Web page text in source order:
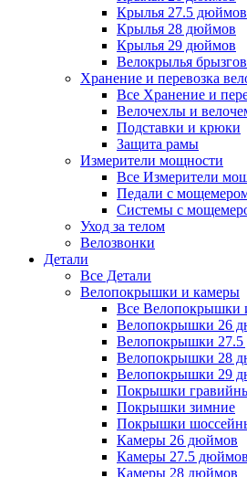
Крылья 27.5 дюймов
Крылья 28 дюймов
Крылья 29 дюймов
Велокрылья
Хранение и перевозка
Все Хранение и
Велочехлы и
Подставки и крюки
Защита рамы
Измерители мощности
Все Измерители
Педали с
Системы с
Уход за телом
Велозвонки
Детали
Все Детали
Велопокрышки и камеры
Все Велопокрышки
Велопокрышки 26
Велопокрышки
Велопокрышки 28
Велопокрышки 29
Покрышки
Покрышки зимние
Покрышки
Камеры 26 дюймов
Камеры 27.5 дюймов
Камеры 28 дюймов